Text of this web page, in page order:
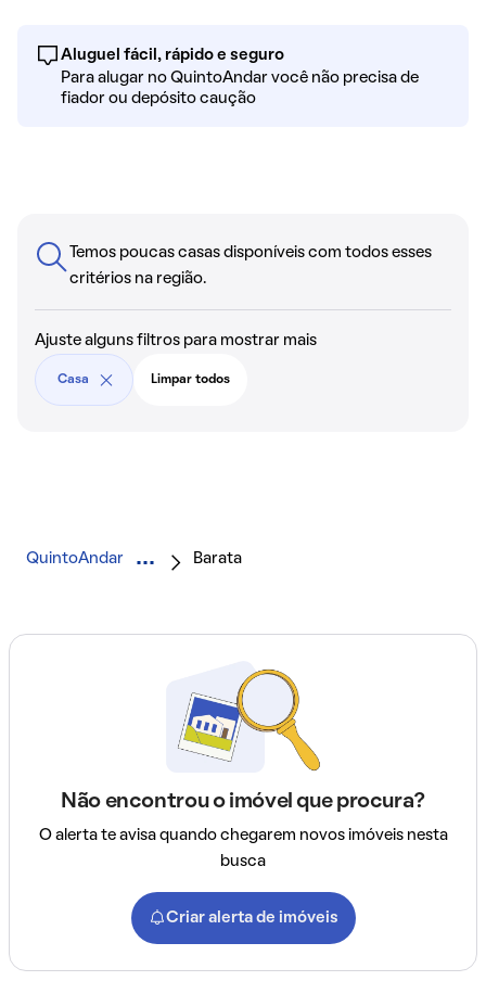
Aluguel fácil, rápido e seguro
Para alugar no QuintoAndar você não precisa de
fiador ou depósito caução
Temos poucas casas disponíveis com todos esses
critérios na região.
Ajuste alguns filtros para mostrar mais
Casa Limpar todos
QuintoAndar Barata
Não encontrou o imóvel que procura?
O alerta te avisa quando chegarem novos imóveis nesta
busca
Criar alerta de imóveis